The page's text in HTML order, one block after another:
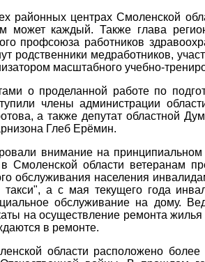
районных центрах Смоленской
может каждый. Также глава
профсоюза работников
родственники медработников,
масштабного учебно-
о проделанной работе по
члены администрации
а также депутат областной
Глеб Ерёмин.
внимание на
в Смоленской области ветеранам
обслуживания населения
такси", а с мая текущего года
обслуживание на дому.
на осуществление ремонта
в ремонте.
области расположено